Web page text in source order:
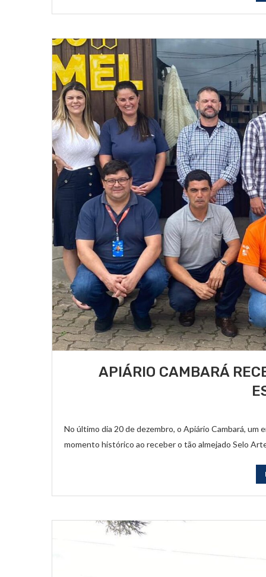
APIÁRIO CAMBARÁ
No último dia 20 de dezembro, o Apiário Cambará,
momento histórico ao receber o tão almejado Selo